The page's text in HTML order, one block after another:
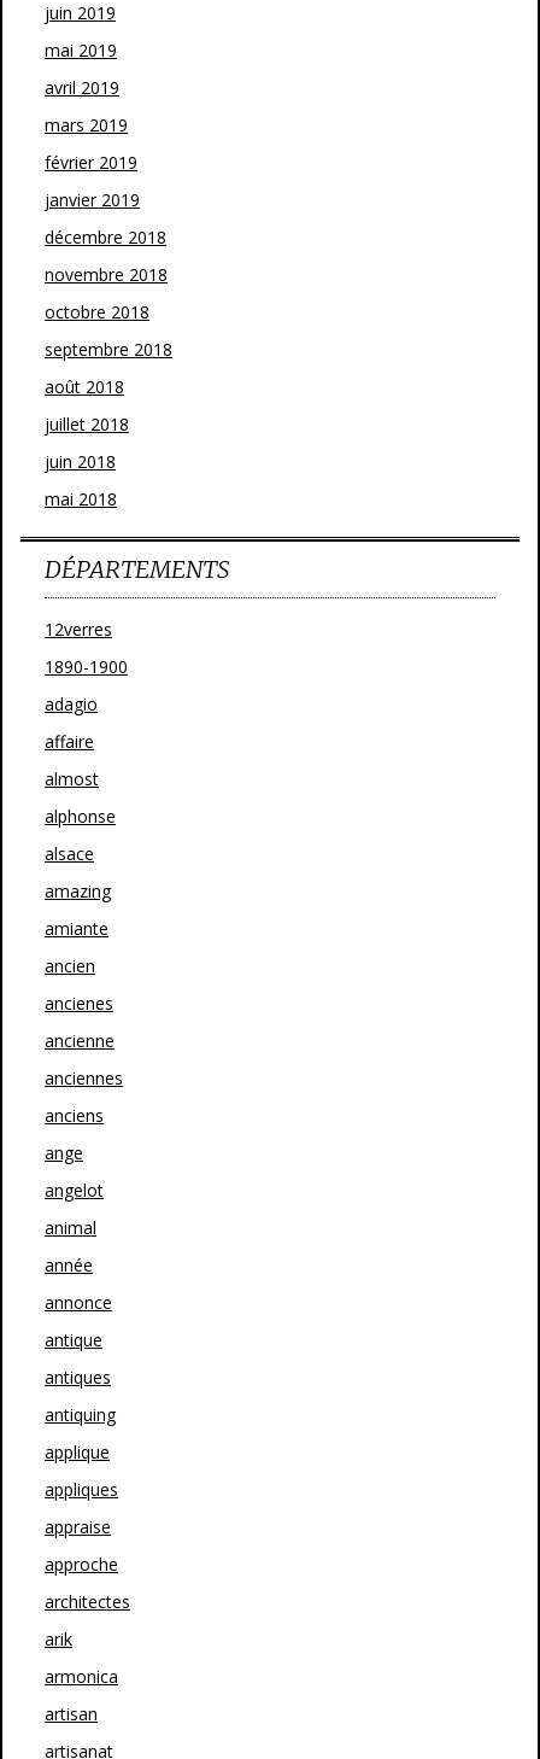
juin 2019
mai 2019
avril 2019
mars 2019
février 2019
janvier 2019
décembre 2018
novembre 2018
octobre 2018
septembre 2018
août 2018
juillet 2018
juin 2018
mai 2018
DÉPARTEMENTS
12verres
1890-1900
adagio
affaire
almost
alphonse
alsace
amazing
amiante
ancien
ancienes
ancienne
anciennes
anciens
ange
angelot
animal
année
annonce
antique
antiques
antiquing
applique
appliques
appraise
approche
architectes
arik
armonica
artisan
artisanat